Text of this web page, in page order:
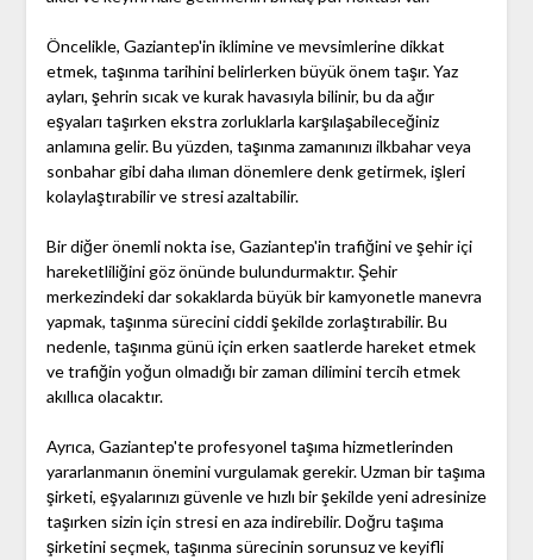
Öncelikle, Gaziantep'in iklimine ve mevsimlerine dikkat
etmek, taşınma tarihini belirlerken büyük önem taşır. Yaz
ayları, şehrin sıcak ve kurak havasıyla bilinir, bu da ağır
eşyaları taşırken ekstra zorluklarla karşılaşabileceğiniz
anlamına gelir. Bu yüzden, taşınma zamanınızı ilkbahar veya
sonbahar gibi daha ılıman dönemlere denk getirmek, işleri
kolaylaştırabilir ve stresi azaltabilir.
Bir diğer önemli nokta ise, Gaziantep'in trafiğini ve şehir içi
hareketliliğini göz önünde bulundurmaktır. Şehir
merkezindeki dar sokaklarda büyük bir kamyonetle manevra
yapmak, taşınma sürecini ciddi şekilde zorlaştırabilir. Bu
nedenle, taşınma günü için erken saatlerde hareket etmek
ve trafiğin yoğun olmadığı bir zaman dilimini tercih etmek
akıllıca olacaktır.
Ayrıca, Gaziantep'te profesyonel taşıma hizmetlerinden
yararlanmanın önemini vurgulamak gerekir. Uzman bir taşıma
şirketi, eşyalarınızı güvenle ve hızlı bir şekilde yeni adresinize
taşırken sizin için stresi en aza indirebilir. Doğru taşıma
şirketini seçmek, taşınma sürecinin sorunsuz ve keyifli